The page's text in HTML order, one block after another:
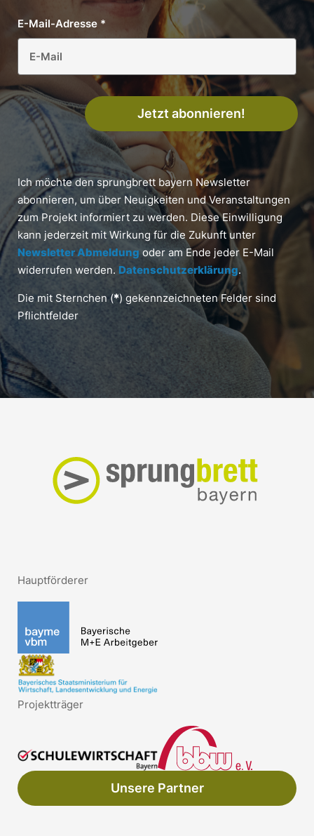
E-Mail-Adresse *
Jetzt abonnieren!
Ich möchte den sprungbrett bayern Newsletter
abonnieren, um über Neuigkeiten und Veranstaltungen
zum Projekt informiert zu werden. Diese Einwilligung
kann jederzeit mit Wirkung für die Zukunft unter
Newsletter Abmeldung oder am Ende jeder E-Mail
widerrufen werden. Datenschutzerklärung.
Die mit Sternchen (*) gekennzeichneten Felder sind
Pflichtfelder
Hauptförderer
Projektträger
Unsere Partner